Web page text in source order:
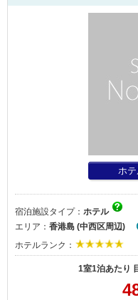
ホ
宿泊施設タイプ： ホテル
エリア： 香港島 (中西区周辺)
ホテルランク：
1室1泊あたり